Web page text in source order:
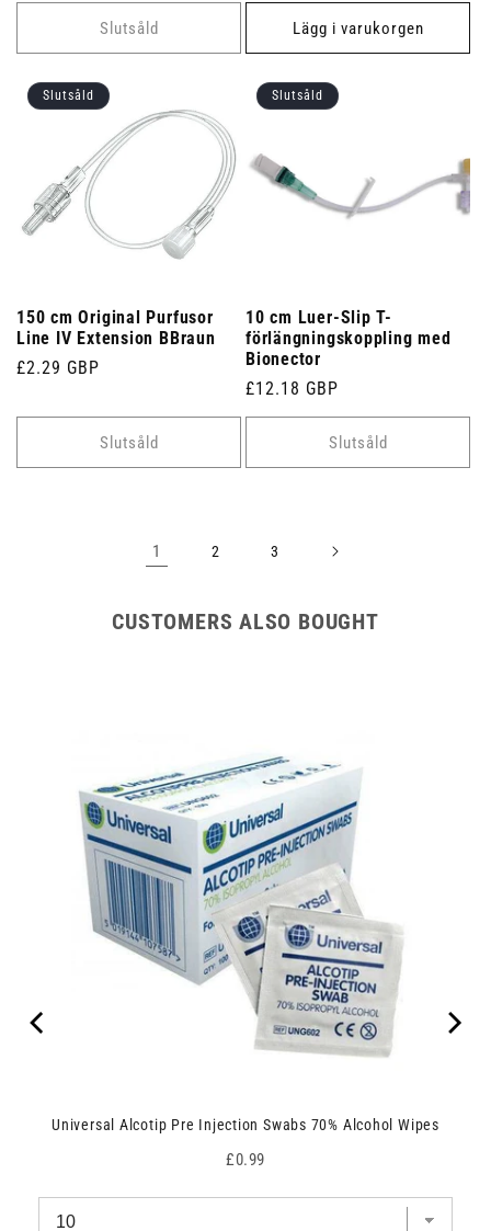
Slutsåld Lägg i varukorgen
Slutsåld
150 cm Original Purfusor
Line IV Extension BBraun
Ordinarie
£2.29 GBP
Slutsåld
Slutsåld
10 cm Luer-Slip T-
förlängningskoppling med
Bionector
Ordinarie
pris
£12.18 GBP
Slutsåld
1 2 3
CUSTOMERS ALSO BOUGHT
Universal Alcotip Pre Injection Swabs 70% Alcohol Wipes
Price
£0.99